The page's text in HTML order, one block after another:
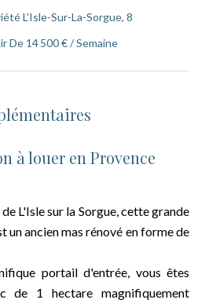
L'Isle-Sur-La-Sorgue, 8
De 14 500 € / Semaine
à louer en Provence
L'Isle sur la Sorgue, cette grande
un ancien mas rénové en forme de
portail d'entrée, vous êtes
de 1 hectare magnifiquement